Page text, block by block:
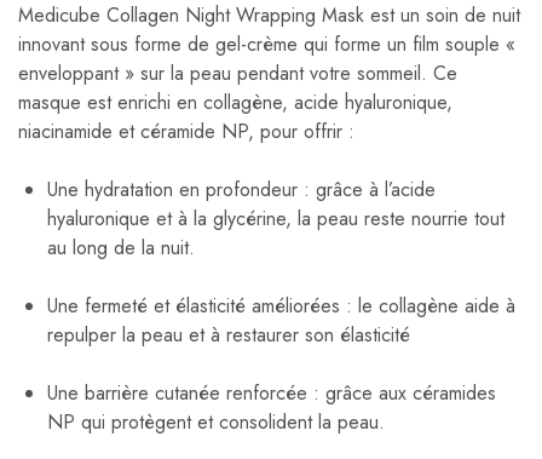
Medicube Collagen Night Wrapping Mask est un soin de nuit
innovant sous forme de gel-crème qui forme un film souple «
enveloppant » sur la peau pendant votre sommeil. Ce
masque est enrichi en collagène, acide hyaluronique,
niacinamide et céramide NP, pour offrir :
Une hydratation en profondeur : grâce à l’acide
hyaluronique et à la glycérine, la peau reste nourrie tout
au long de la nuit.
Une fermeté et élasticité améliorées : le collagène aide à
repulper la peau et à restaurer son élasticité
Une barrière cutanée renforcée : grâce aux céramides
NP qui protègent et consolident la peau.